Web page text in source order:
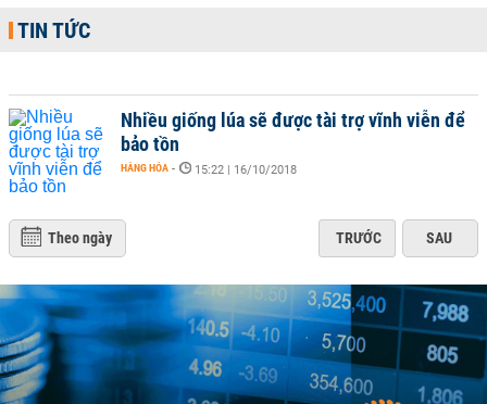
TIN TỨC
Nhiều giống lúa sẽ được tài trợ vĩnh viễn để
bảo tồn
HÀNG HÓA - 15:22 | 16/10/2018
Theo ngày TRƯỚC SAU